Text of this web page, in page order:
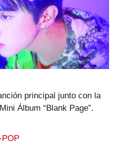
principal junto con la
Álbum “Blank Page”.
POP